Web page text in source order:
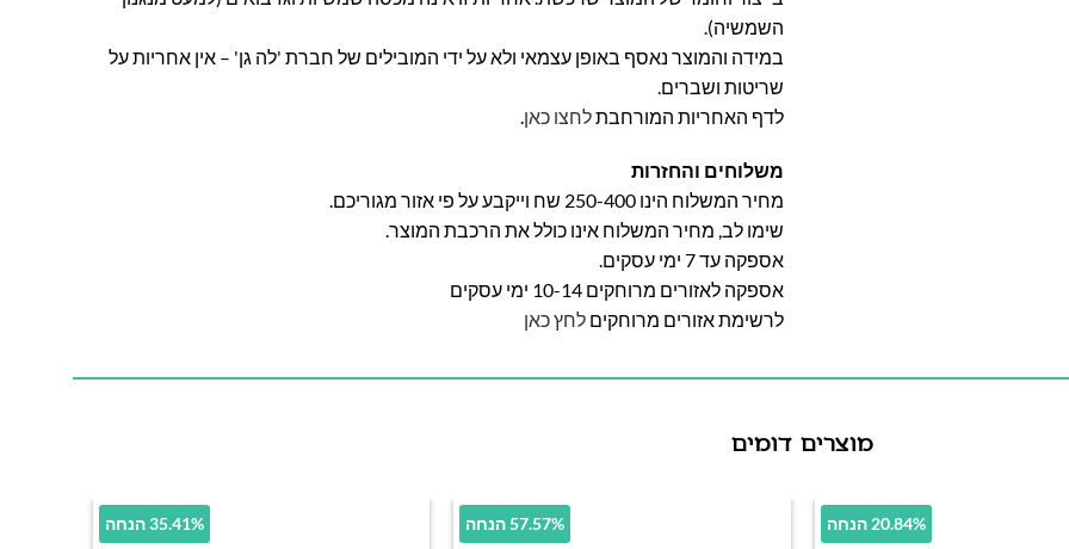
השמשיה).
במידה והמוצר נאסף באופן עצמאי ולא על ידי המובילים של חברת 'לה גן' – אין אחריות על
שריטות ושברים.
לדף האחריות המורחבתלחצו כאן.
משלוחים והחזרות
מחיר המשלוח הינו 250-400 שח וייקבע על פי אזור מגוריכם.
שימו לב, מחיר המשלוח אינו כולל את הרכבת המוצר.
אספקה עד 7 ימי עסקים.
אספקה לאזורים מרוחקים 10-14 ימי עסקים
לרשימת אזורים מרוחקים לחץ כאן
מוצרים דומים
20.84% הנחה 57.57% הנחה 35.41% הנחה